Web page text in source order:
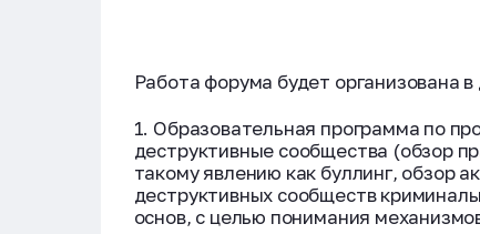
Работа форума будет организована в
1. Образовательная программа по
деструктивные сообщества (обзор
такому явлению как буллинг, обзор
деструктивных сообществ
основ, с целью понимания